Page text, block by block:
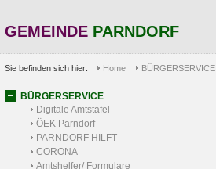
GEMEINDE PARNDORF
Sie befinden sich hier: Home BÜRGERSERVICE
BÜRGERSERVICE
Digitale Amtstafel
ÖEK Parndorf
PARNDORF HILFT
CORONA
Amtshelfer/ Formulare